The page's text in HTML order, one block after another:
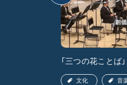
「三つの花ことば
文化 音